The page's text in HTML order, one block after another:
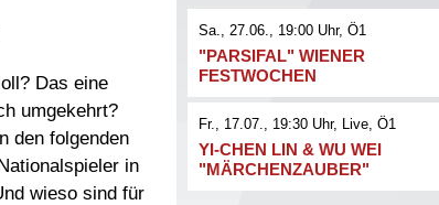
Das eine
umgekehrt?
den folgenden
in
wieso sind für
Sa., 27.06., 19:00 Uhr, Ö1
"PARSIFAL" WIENER
FESTWOCHEN
Fr., 17.07., 19:30 Uhr, Live , Ö1
YI-CHEN LIN & WU WEI
"MÄRCHENZAUBER"